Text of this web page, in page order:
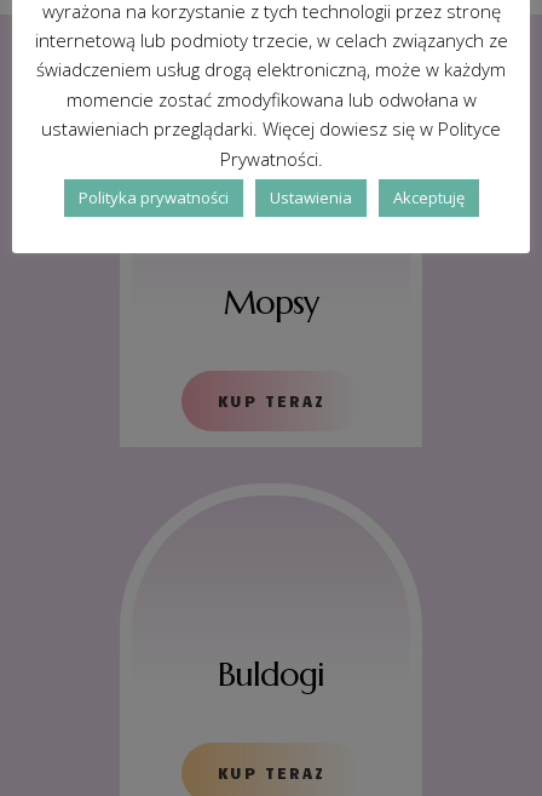
Mopsy
KUP TERAZ
Buldogi
KUP TERAZ
wyrażona na korzystanie z tych technologii przez stronę
internetową lub podmioty trzecie, w celach związanych ze
świadczeniem usług drogą elektroniczną, może w każdym
momencie zostać zmodyfikowana lub odwołana w
ustawieniach przeglądarki. Więcej dowiesz się w Polityce
Prywatności.
Polityka prywatności Ustawienia Akceptuję